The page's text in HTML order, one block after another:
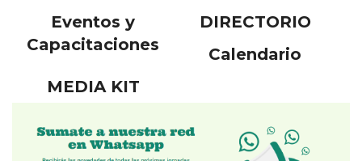
Eventos y
Capacitaciones
DIRECTORIO
Calendario
MEDIA KIT